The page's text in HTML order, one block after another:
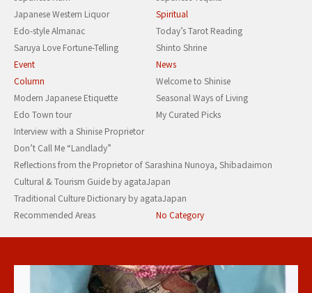
Japanese Western Liquor
Spiritual
Edo-style Almanac
Today’s Tarot Reading
Saruya Love Fortune-Telling
Shinto Shrine
Event
News
Column
Welcome to Shinise
Modern Japanese Etiquette
Seasonal Ways of Living
Edo Town tour
My Curated Picks
Interview with a Shinise Proprietor
Don’t Call Me “Landlady”
Reflections from the Proprietor of Sarashina Nunoya, Shibadaimon
Cultural & Tourism Guide by agataJapan
Traditional Culture Dictionary by agataJapan
Recommended Areas
No Category